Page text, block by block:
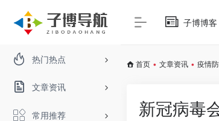
热门热点
文章资讯
常用推荐
子博博客
首页 • 文章资讯 • 疫情
新冠病毒